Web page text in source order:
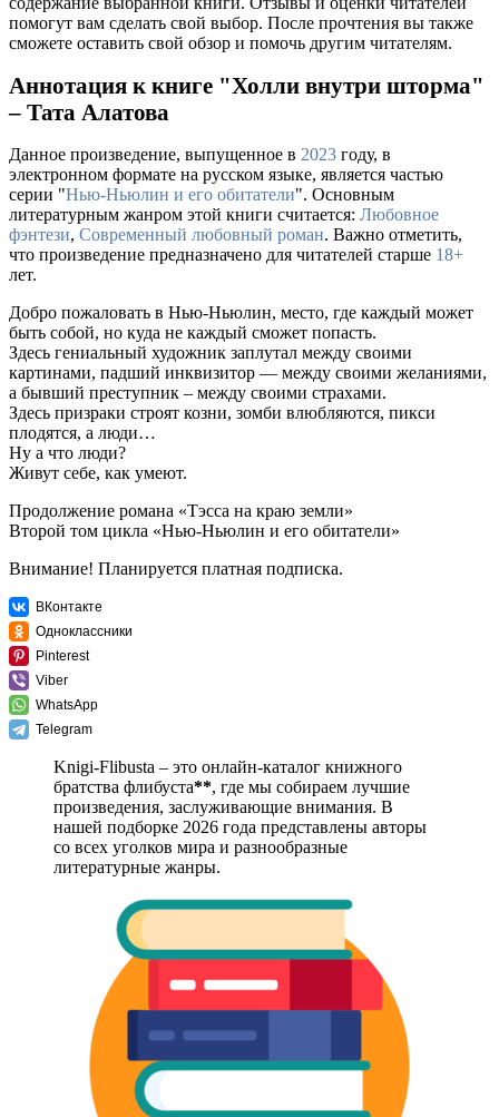
помогут вам сделать свой выбор. После прочтения вы также
сможете оставить свой обзор и помочь другим читателям.
Аннотация к книге "Холли внутри шторма"
– Тата Алатова
Данное произведение, выпущенное в 2023 году, в
электронном формате на русском языке, является частью
серии "Нью-Ньюлин и его обитатели". Основным
литературным жанром этой книги считается: Любовное
фэнтези, Современный любовный роман. Важно отметить,
что произведение предназначено для читателей старше 18+
лет.
Добро пожаловать в Нью-Ньюлин, место, где каждый может
быть собой, но куда не каждый сможет попасть.
Здесь гениальный художник заплутал между своими
картинами, падший инквизитор — между своими желаниями,
а бывший преступник – между своими страхами.
Здесь призраки строят козни, зомби влюбляются, пикси
плодятся, а люди…
Ну а что люди?
Живут себе, как умеют.
Продолжение романа «Тэсса на краю земли»
Второй том цикла «Нью-Ньюлин и его обитатели»
Внимание! Планируется платная подписка.
ВКонтакте
Одноклассники
Pinterest
Viber
WhatsApp
Telegram
Knigi-Flibusta – это онлайн-каталог книжного
братства флибуста**, где мы собираем лучшие
произведения, заслуживающие внимания. В
нашей подборке 2026 года представлены авторы
со всех уголков мира и разнообразные
литературные жанры.